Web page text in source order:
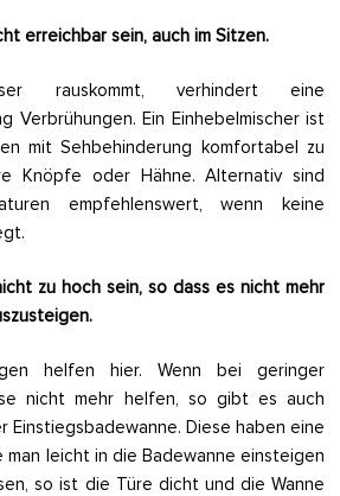
erreichbar sein, auch im Sitzen.
rauskommt, verhindert eine
Verbrühungen. Ein Einhebelmischer ist
mit Sehbehinderung komfortabel zu
Knöpfe oder Hähne. Alternativ sind
empfehlenswert, wenn keine
zu hoch sein, so dass es nicht mehr
helfen hier. Wenn bei geringer
nicht mehr helfen, so gibt es auch
Einstiegsbadewanne. Diese haben eine
man leicht in die Badewanne einsteigen
so ist die Türe dicht und die Wanne